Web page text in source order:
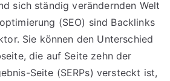
sich ständig verändernden Welt
(SEO) sind Backlinks
Sie können den Unterschied
die auf Seite zehn der
Seite (SERPs) versteckt ist,